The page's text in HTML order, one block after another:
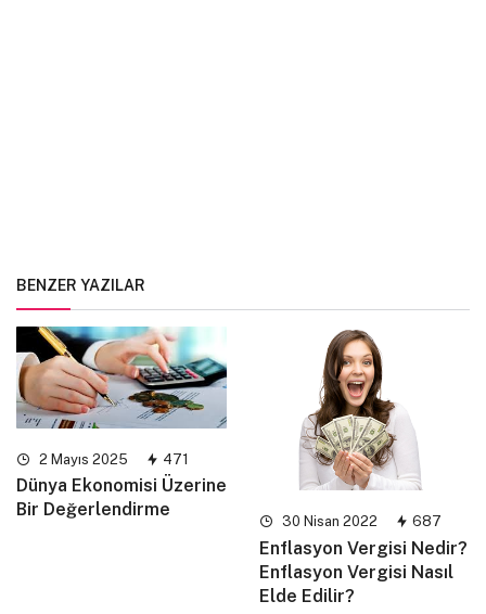
BENZER YAZILAR
2 Mayıs 2025 471
Dünya Ekonomisi Üzerine
Bir Değerlendirme
30 Nisan 2022 687
Enflasyon Vergisi Nedir?
Enflasyon Vergisi Nasıl
Elde Edilir?